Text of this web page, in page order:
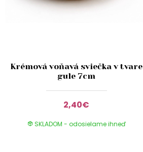
Krémová voňavá sviečka v tvare
gule 7cm
2,40€
SKLADOM - odosielame ihneď